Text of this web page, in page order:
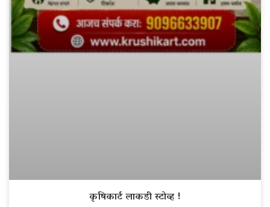
कृषिकार्ट लाकडी स्टोव्ह !